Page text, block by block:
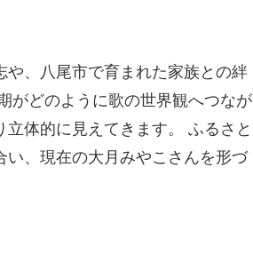
、八尾市で育まれた家族との絆
がどのように歌の世界観へつなが
体的に見えてきます。 ふるさと
、現在の大月みやこさんを形づ